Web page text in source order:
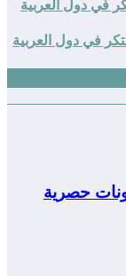
في دول العربية
في دول العربية